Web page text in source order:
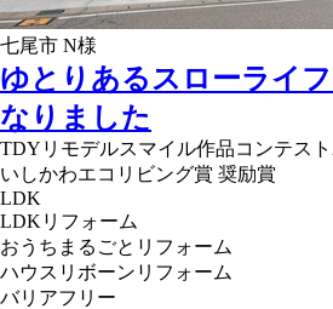
七尾市 N様
ゆとりあるスローライ
なりました
TDYリモデルスマイル作品コンテス
いしかわエコリビング賞 奨励賞
LDK
LDKリフォーム
おうちまるごとリフォーム
ハウスリボーンリフォーム
バリアフリー